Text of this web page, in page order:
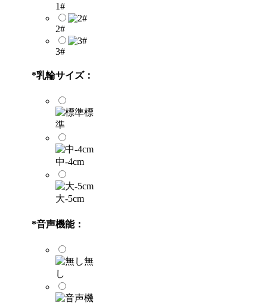
1#
2#
3#
*乳輪サイズ：
標
準
中-4cm
大-5cm
*音声機能：
無
し